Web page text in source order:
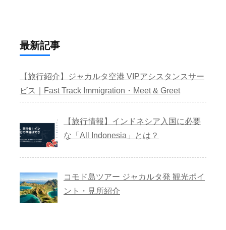
最新記事
【旅行紹介】ジャカルタ空港 VIPアシスタンスサー
ビス｜Fast Track Immigration・Meet & Greet
【旅行情報】インドネシア入国に必要
な「All Indonesia」とは？
コモド島ツアー ジャカルタ発 観光ポイ
ント・見所紹介